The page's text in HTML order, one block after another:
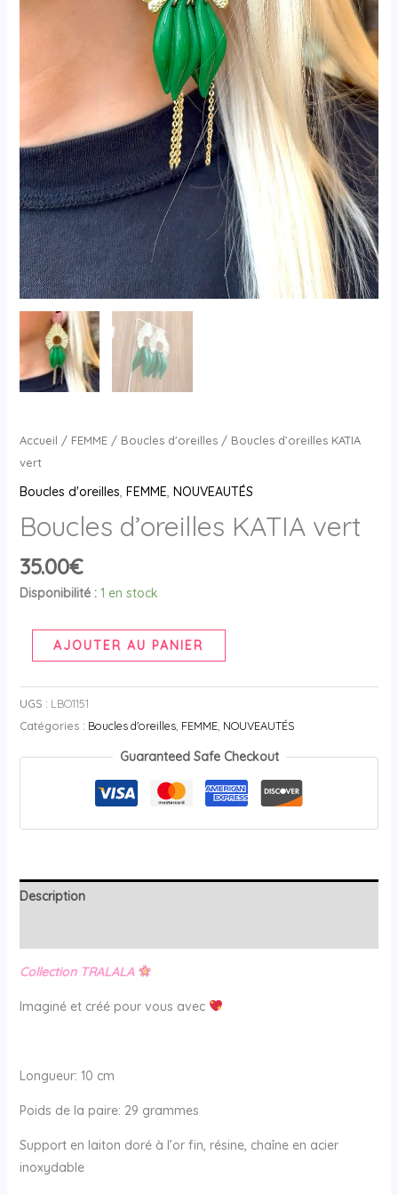
Accueil / FEMME/ Boucles d'oreilles/ Boucles d’oreilles KATIA
vert
Boucles d'oreilles, FEMME, NOUVEAUTÉS
Boucles d’oreilles KATIA vert
35.00€
Disponibilité : 1 en stock
AJOUTER AU PANIER
UGS : LBO1151
Catégories : Boucles d'oreilles, FEMME, NOUVEAUTÉS
Guaranteed Safe Checkout
Description
Collection TRALALA
Imaginé et créé pour vous avec
Longueur: 10 cm
Poids de la paire: 29 grammes
Support en laiton doré à l’or fin, résine, chaîne en acier
inoxydable